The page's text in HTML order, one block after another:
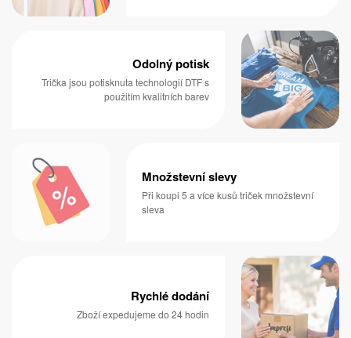
Odolný potisk
Trička jsou potisknuta technologií DTF s
použitím kvalitních barev
Množstevní slevy
Při koupi 5 a více kusů triček množstevní
sleva
Rychlé dodání
Zboží expedujeme do 24 hodin